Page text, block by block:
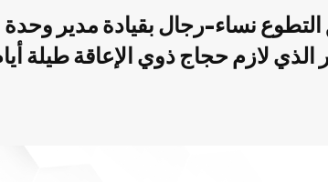
نساء-رجال بقيادة مدير
لازم حجاج ذوي الإعاقة طيلة